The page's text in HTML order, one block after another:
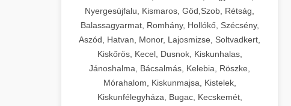
Nyergesújfalu, Kismaros, Göd,Szob, Rétság,
Balassagyarmat, Romhány, Hollókő, Szécsény,
Aszód, Hatvan, Monor, Lajosmizse, Soltvadkert,
Kiskőrös, Kecel, Dusnok, Kiskunhalas,
Jánoshalma, Bácsalmás, Kelebia, Röszke,
Mórahalom, Kiskunmajsa, Kistelek,
Kiskunfélegyháza, Bugac, Kecskemét,